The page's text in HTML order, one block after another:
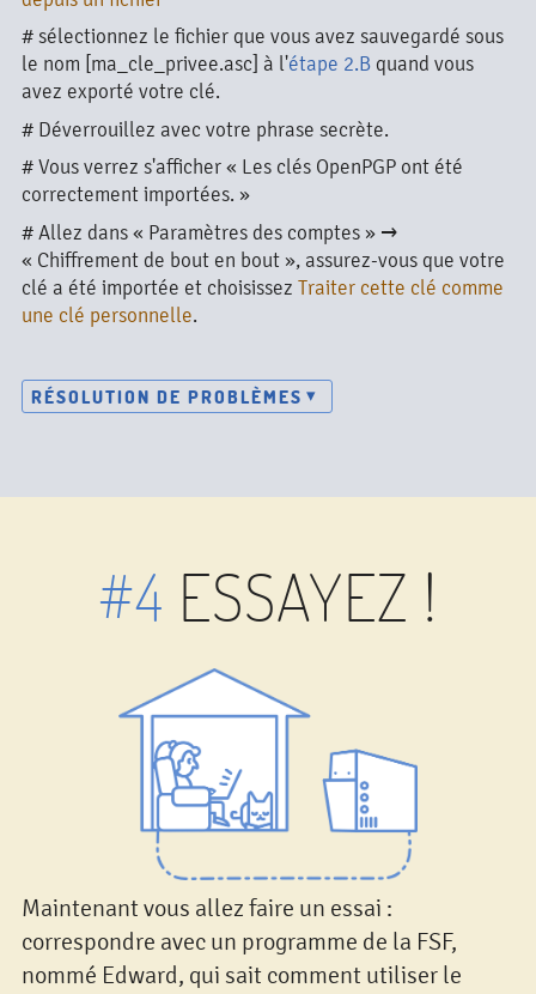
# sélectionnez le fichier que vous avez sauvegardé sous
le nom [ma_cle_privee.asc] à l'étape 2.Bquand vous
avez exporté votre clé.
# Déverrouillez avec votre phrase secrète.
# Vous verrez s'afficher « Les clés OpenPGP ont été
correctement importées. »
# Allez dans « Paramètres des comptes » →
« Chiffrement de bout en bout », assurez-vous que votre
clé a été importée et choisissez Traiter cette clé comme
une clé personnelle.
RÉSOLUTION DE PROBLÈMES
#4 ESSAYEZ !
Maintenant vous allez faire un essai :
correspondre avec un programme de la FSF,
nommé Edward, qui sait comment utiliser le